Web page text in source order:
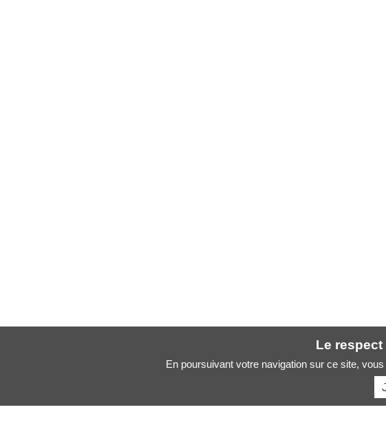
Le
En poursuivant votre navigation sur ce site,